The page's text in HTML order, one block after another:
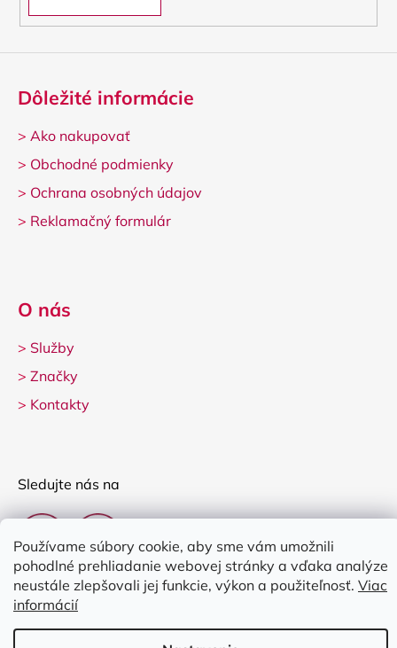
Používame súbory cookie, aby sme vám umožnili
pohodlné prehliadanie webovej stránky a vďaka analýze
neustále zlepšovali jej funkcie, výkon a použiteľnosť. Viac
informácií
Dôležité informácie
> Ako nakupovať
> Obchodné podmienky
> Ochrana osobných údajov
> Reklamačný formulár
O nás
> Služby
> Značky
> Kontakty
Sledujte nás na